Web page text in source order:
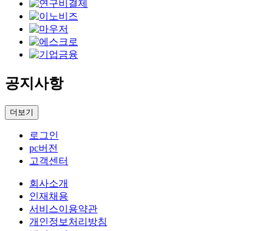
공지사항
더보기
로그인
pc버전
고객센터
회사소개
인재채용
서비스이용약관
개인정보처리방침